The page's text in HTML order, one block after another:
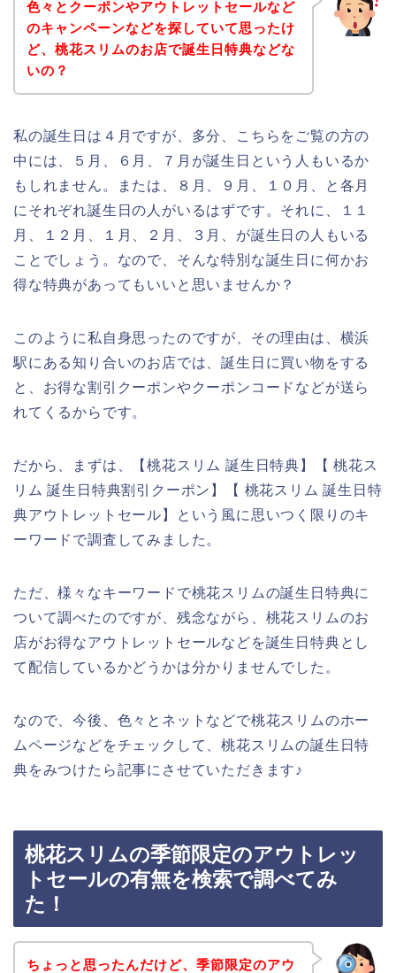
色々とクーポンやアウトレットセールなど
のキャンペーンなどを探していて思ったけ
ど、桃花スリムのお店で誕生日特典などな
いの？
私の誕生日は４月ですが、多分、こちらをご覧の方の
中には、５月、６月、７月が誕生日という人もいるか
もしれません。または、８月、９月、１０月、と各月
にそれぞれ誕生日の人がいるはずです。それに、１１
月、１２月、１月、２月、３月、が誕生日の人もいる
ことでしょう。なので、そんな特別な誕生日に何かお
得な特典があってもいいと思いませんか？
このように私自身思ったのですが、その理由は、横浜
駅にある知り合いのお店では、誕生日に買い物をする
と、お得な割引クーポンやクーポンコードなどが送ら
れてくるからです。
だから、まずは、【桃花スリム 誕生日特典】【 桃花ス
リム 誕生日特典割引クーポン】【 桃花スリム 誕生日特
典アウトレットセール】という風に思いつく限りのキ
ーワードで調査してみました。
ただ、様々なキーワードで桃花スリムの誕生日特典に
ついて調べたのですが、残念ながら、桃花スリムのお
店がお得なアウトレットセールなどを誕生日特典とし
て配信しているかどうかは分かりませんでした。
なので、今後、色々とネットなどで桃花スリムのホー
ムページなどをチェックして、桃花スリムの誕生日特
典をみつけたら記事にさせていただきます♪
桃花スリムの季節限定のアウトレッ
トセールの有無を検索で調べてみ
た！
ちょっと思ったんだけど、季節限定のアウ